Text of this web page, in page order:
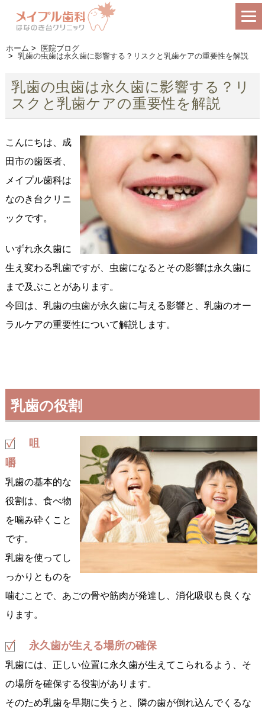
ホーム > 医院ブログ
> 乳歯の虫歯は永久歯に影響する？リスクと乳歯ケアの重要性を解説
乳歯の虫歯は永久歯に影響する？リ
スクと乳歯ケアの重要性を解説
こんにちは、成
田市の歯医者、
メイプル歯科は
なのき台クリニ
ックです。
いずれ永久歯に
生え変わる乳歯ですが、虫歯になるとその影響は永久歯に
まで及ぶことがあります。
今回は、乳歯の虫歯が永久歯に与える影響と、乳歯のオー
ラルケアの重要性について解説します。
乳歯の役割
咀
嚼
乳歯の基本的な
役割は、食べ物
を噛み砕くこと
です。
乳歯を使ってし
っかりとものを
噛むことで、あごの骨や筋肉が発達し、消化吸収も良くな
ります。
永久歯が生える場所の確保
乳歯には、正しい位置に永久歯が生えてこられるよう、そ
の場所を確保する役割があります。
そのため乳歯を早期に失うと、隣の歯が倒れ込んでくるな